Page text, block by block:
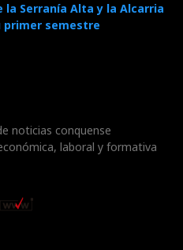
la Serranía Alta y la Alcarria
primer semestre
noticias conquense
laboral y formativa